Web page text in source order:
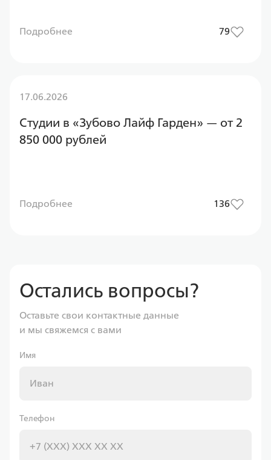
Подробнее 79
17.06.2026
Студии в «Зубово Лайф Гарден» — от 2
850 000 рублей
Подробнее 136
Остались вопросы?
Оставьте свои контактные данные
и мы свяжемся с вами
Имя
Телефон